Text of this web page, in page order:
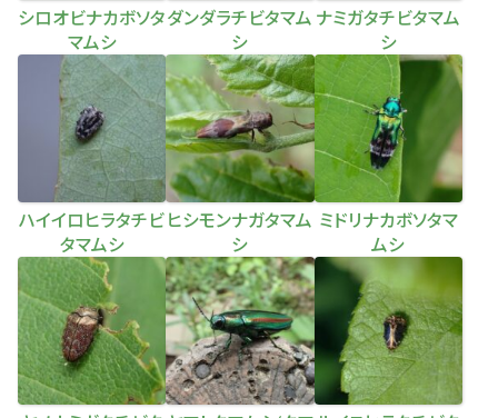
シロオビナカボソタ
マムシ
ダンダラチビタマム
シ
ナミガタチビタマム
シ
ハイイロヒラタチビ
タマムシ
ヒシモンナガタマム
シ
ミドリナカボソタマ
ムシ